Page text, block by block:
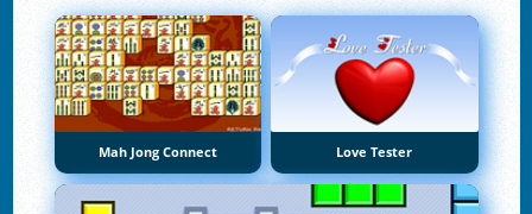
Mah Jong Connect Love Tester